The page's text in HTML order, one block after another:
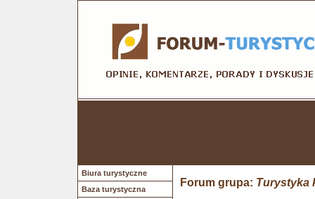
Biura turystyczne
Baza turystyczna
Forum grupa: Turystyka